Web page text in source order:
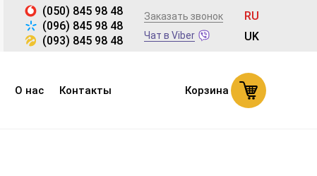
(050) 845 98 48
(096) 845 98 48
(093) 845 98 48
Заказать звонок
Чат в Viber
RU
UK
О нас Контакты Корзина